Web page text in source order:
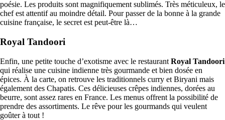
poésie. Les produits sont magnifiquement sublimés. Très méticuleux, le
chef est attentif au moindre détail. Pour passer de la bonne à la grande
cuisine française, le secret est peut-être là…
Royal Tandoori
Enfin, une petite touche d’exotisme avec le restaurant Royal Tandoori
qui réalise une cuisine indienne très gourmande et bien dosée en
épices. À la carte, on retrouve les traditionnels curry et Biryani mais
également des Chapatis. Ces délicieuses crêpes indiennes, dorées au
beurre, sont assez rares en France. Les menus offrent la possibilité de
prendre des assortiments. Le rêve pour les gourmands qui veulent
goûter à tout !